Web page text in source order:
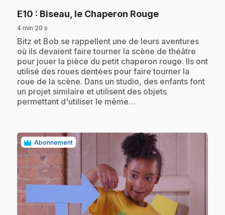
E10 : Biseau, le Chaperon Rouge.
4 min 20 s
.Bitz et Bob se rappellent une de leurs aventures
où ils devaient faire tourner la scène de théâtre
pour jouer la pièce du petit chaperon rouge. Ils ont
utilisé des roues dentées pour faire tourner la
roue de la scène. Dans un studio, des enfants font
un projet similaire et utilisent des objets
permettant d'utiliser le même…
Abonnement